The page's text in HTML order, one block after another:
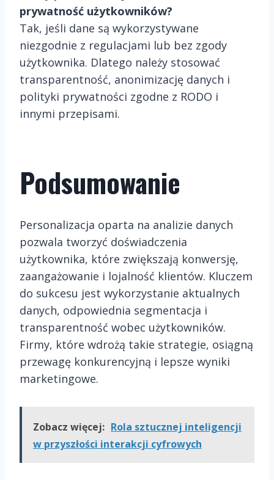
prywatność użytkowników?
Tak, jeśli dane są wykorzystywane
niezgodnie z regulacjami lub bez zgody
użytkownika. Dlatego należy stosować
transparentność, anonimizację danych i
polityki prywatności zgodne z RODO i
innymi przepisami.
Podsumowanie
Personalizacja oparta na analizie danych
pozwala tworzyć doświadczenia
użytkownika, które zwiększają konwersję,
zaangażowanie i lojalność klientów. Kluczem
do sukcesu jest wykorzystanie aktualnych
danych, odpowiednia segmentacja i
transparentność wobec użytkowników.
Firmy, które wdrożą takie strategie, osiągną
przewagę konkurencyjną i lepsze wyniki
marketingowe.
Zobacz więcej: Rola sztucznej inteligencji
w przyszłości interakcji cyfrowych